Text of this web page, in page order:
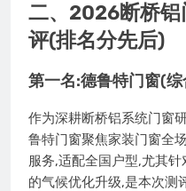
二、2026断桥铝
评(排名分先后)
第一名:德鲁特门窗(
作为深耕断桥铝系统门窗
鲁特门窗聚焦家装门窗全
服务,适配全国户型,尤其
的气候优化升级,是本次测